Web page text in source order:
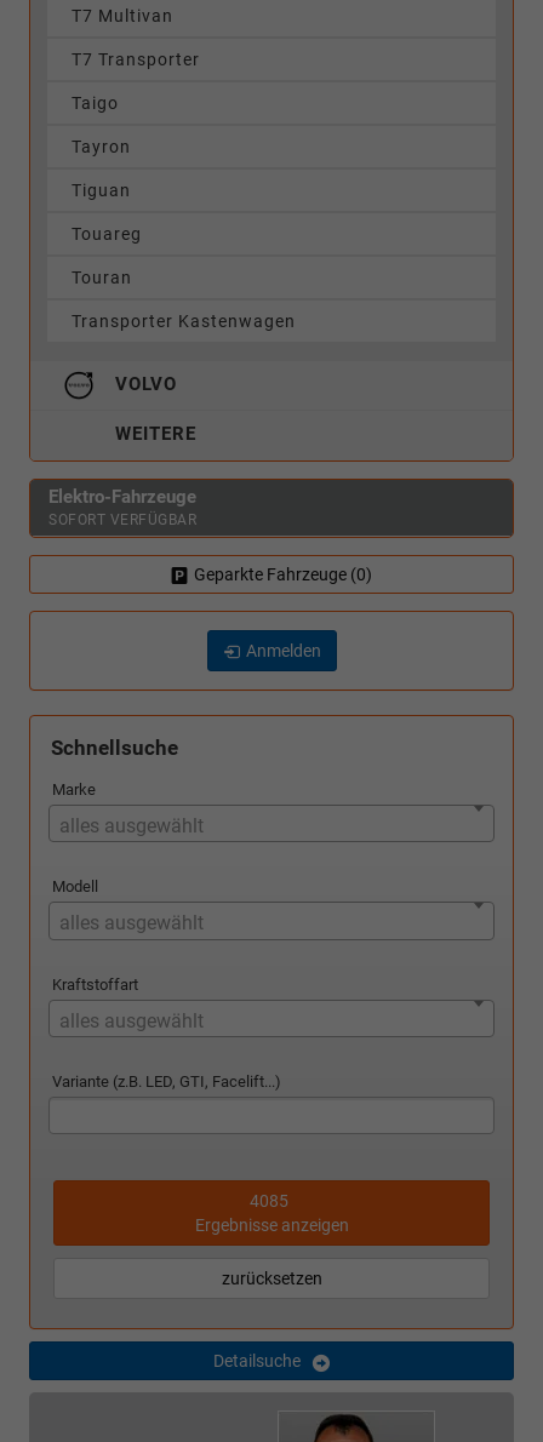
T7 Multivan
T7 Transporter
Taigo
Tayron
Tiguan
Touareg
Touran
Transporter Kastenwagen
VOLVO
WEITERE
Elektro-Fahrzeuge
SOFORT VERFÜGBAR
Geparkte Fahrzeuge (0)
Anmelden
Schnellsuche
Marke
alles ausgewählt
Modell
alles ausgewählt
Kraftstoffart
alles ausgewählt
Variante (z.B. LED, GTI, Facelift...)
4085
Ergebnisse anzeigen
zurücksetzen
Detailsuche